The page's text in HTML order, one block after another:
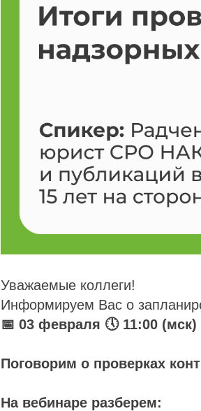
Уважаемые коллеги!
Информируем Вас о
📅 03 февраля 🕔 11:00 (мск)
Поговорим о проверках
На вебинаре разберем: